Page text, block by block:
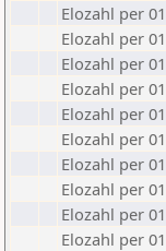
Elozahl per
Elozahl per
Elozahl per
Elozahl per
Elozahl per
Elozahl per
Elozahl per
Elozahl per
Elozahl per
Elozahl per